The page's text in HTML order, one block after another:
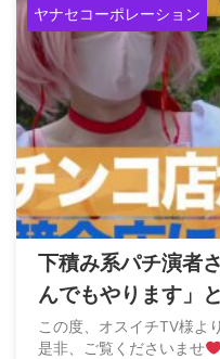
ヤナセコーポレーション
下積み系パチ演者
んでもやります」
瓶投げてきてと言
この度、オスイチTV様よ
是非、ご覧くださいませ